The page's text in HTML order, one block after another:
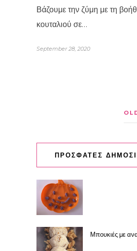
Βάζουμε την ζύμη με τη
κουταλιού σε…
September 28, 2020
ΠΡΟΣΦΑΤΕΣ
Μπουκιές με